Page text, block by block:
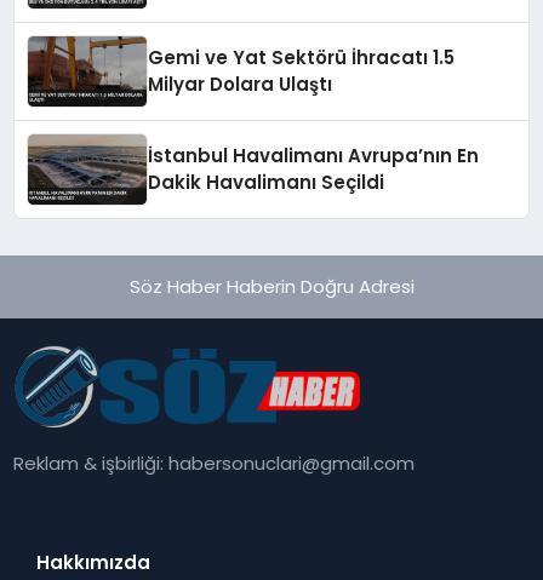
Gemi ve Yat Sektörü İhracatı 1.5
Milyar Dolara Ulaştı
İstanbul Havalimanı Avrupa’nın En
Dakik Havalimanı Seçildi
Söz Haber Haberin Doğru Adresi
Reklam & işbirliği:habersonuclari@gmail.com
Hakkımızda